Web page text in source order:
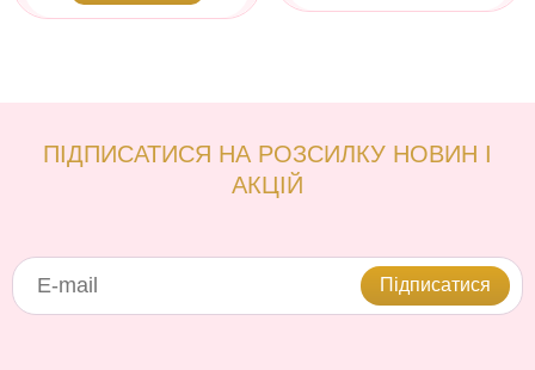
ПІДПИСАТИСЯ НА РОЗСИЛКУ НОВИН І
АКЦІЙ
Підписатися